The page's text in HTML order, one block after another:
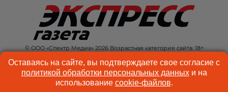
© ООО «Спектр Медиа» 2026 Возрастная категория сайта: 18+
КОНТАКТЫ
РЕКЛАМА
КУКИ-ФАЙЛЫ
ПОЛЬЗОВАТЕЛЬСКОЕ
СОГЛАШЕНИЕ
Оставаясь на сайте, вы подтверждаете свое согласие с
политикой обработки персональных данныхи на
использование cookie-файлов.